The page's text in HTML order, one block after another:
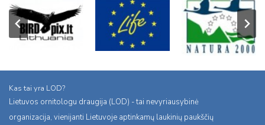
Kas tai yra LOD?
Lietuvos ornitologu draugija (LOD) - tai nevyriausybinė
organizacija, vienijanti Lietuvoje aptinkamų laukinių paukščių